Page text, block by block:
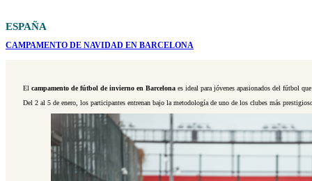
ESPAÑA
CAMPAMENTO DE NAVIDAD EN BARCELONA
El campamento de fútbol de invierno en Barcelonaes ideal para jóvenes apasionados del fútbol
Del 2 al 5 de enero, los participantes entrenan bajo la metodología de uno de los clubes más